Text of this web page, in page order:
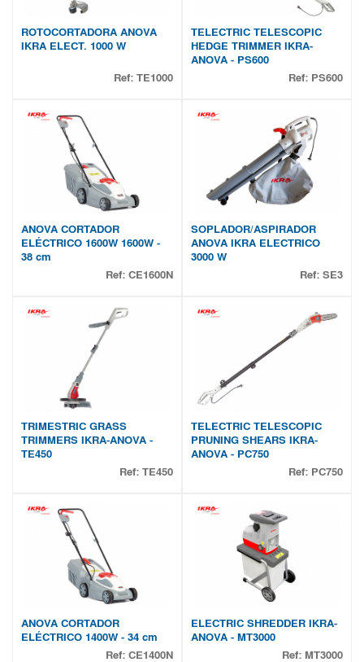
ROTOCORTADORA ANOVA
IKRA ELECT. 1000 W
Ref: TE1000
TELECTRIC TELESCOPIC
HEDGE TRIMMER IKRA-
ANOVA - PS600
Ref: PS600
ANOVA CORTADOR
ELÉCTRICO 1600W 1600W -
38 cm
Ref: CE1600N
SOPLADOR/ASPIRADOR
ANOVA IKRA ELECTRICO
3000 W
Ref: SE3
TRIMESTRIC GRASS
TRIMMERS IKRA-ANOVA -
TE450
Ref: TE450
TELECTRIC TELESCOPIC
PRUNING SHEARS IKRA-
ANOVA - PC750
Ref: PC750
ANOVA CORTADOR
ELÉCTRICO 1400W - 34 cm
Ref: CE1400N
ELECTRIC SHREDDER IKRA-
ANOVA - MT3000
Ref: MT3000